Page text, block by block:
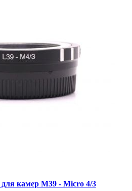
камер M39 - Micro 4/3